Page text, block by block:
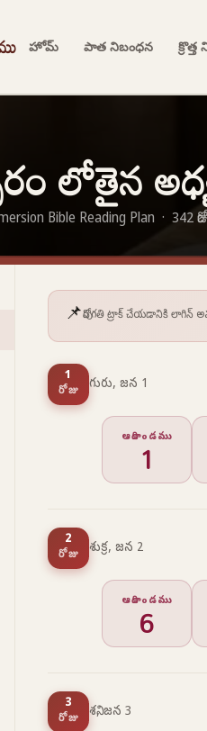
హోమ్ పాత నిబంధన
లోతైన
Bible Reading Plan · 342
📌పురోగతి ట్రాక్ చేయడానికి లాగిన్
1
రోజు గురు, జన 1
ఆదికాండము
1
2
రోజు శుక్ర, జన 2
ఆదికాండము
6
3
రోజు శని, జన 3